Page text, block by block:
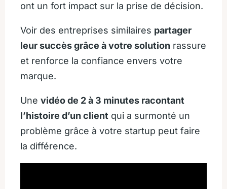
ont un fort impact sur la prise de décision.
Voir des entreprises similaires partager
leur succès grâce à votre solution rassure
et renforce la confiance envers votre
marque.
Une vidéo de 2 à 3 minutes racontant
l’histoire d’un client qui a surmonté un
problème grâce à votre startup peut faire
la différence.